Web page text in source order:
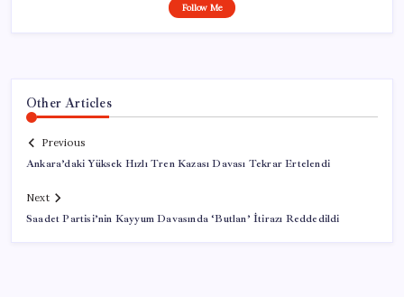
Follow Me
Other Articles
Previous
Ankara’daki Yüksek Hızlı Tren Kazası Davası Tekrar Ertelendi
Next
Saadet Partisi’nin Kayyum Davasında ‘Butlan’ İtirazı Reddedildi